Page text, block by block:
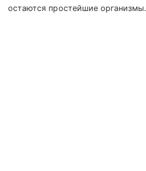
остаются простейшие организмы.